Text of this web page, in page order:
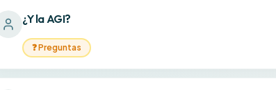
¿Y la AGI?
❓Preguntas